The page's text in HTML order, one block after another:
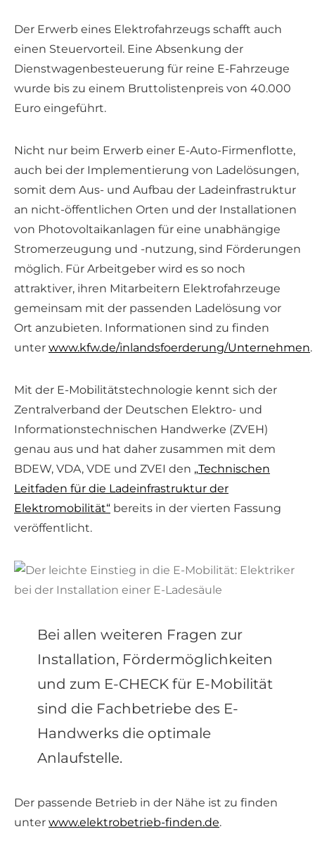
Der Erwerb eines Elektrofahrzeugs schafft auch
einen Steuervorteil. Eine Absenkung der
Dienstwagenbesteuerung für reine E-Fahrzeuge
wurde bis zu einem Bruttolistenpreis von 40.000
Euro eingeführt.
Nicht nur beim Erwerb einer E-Auto-Firmenflotte,
auch bei der Implementierung von Ladelösungen,
somit dem Aus- und Aufbau der Ladeinfrastruktur
an nicht-öffentlichen Orten und der Installationen
von Photovoltaikanlagen für eine unabhängige
Stromerzeugung und -nutzung, sind Förderungen
möglich. Für Arbeitgeber wird es so noch
attraktiver, ihren Mitarbeitern Elektrofahrzeuge
gemeinsam mit der passenden Ladelösung vor
Ort anzubieten. Informationen sind zu finden
unter www.kfw.de/inlandsfoerderung/Unternehmen.
Mit der E-Mobilitätstechnologie kennt sich der
Zentralverband der Deutschen Elektro- und
Informationstechnischen Handwerke (ZVEH)
genau aus und hat daher zusammen mit dem
BDEW, VDA, VDE und ZVEI den „Technischen
Leitfaden für die Ladeinfrastruktur der
Elektromobilität“ bereits in der vierten Fassung
veröffentlicht.
Bei allen weiteren Fragen zur
Installation, Fördermöglichkeiten
und zum E-CHECK für E-Mobilität
sind die Fachbetriebe des E-
Handwerks die optimale
Anlaufstelle.
Der passende Betrieb in der Nähe ist zu finden
unter www.elektrobetrieb-finden.de.